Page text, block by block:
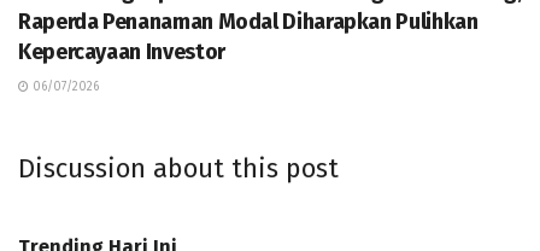
Raperda Penanaman Modal Diharapkan Pulihkan
Kepercayaan Investor
06/07/2026
Discussion about this post